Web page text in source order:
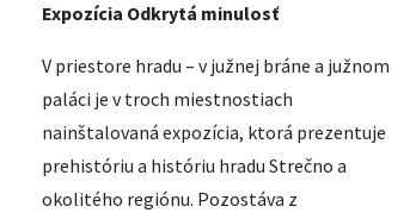
Expozícia Odkrytá minulosť
V priestore hradu – v južnej bráne a južnom
paláci je v troch miestnostiach
nainštalovaná expozícia, ktorá prezentuje
prehistóriu a históriu hradu Strečno a
okolitého regiónu. Pozostáva z